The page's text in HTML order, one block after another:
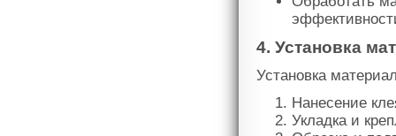
4. Установка
Установка
Нанесение
Укладка и